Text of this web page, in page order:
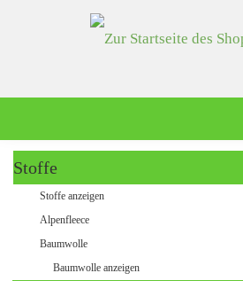
Stoffe
Stoffe anzeigen
Alpenfleece
Baumwolle
Baumwolle anzeigen